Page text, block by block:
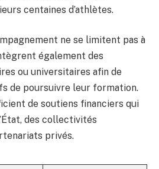
centaines d’athlètes.
ne se limitent pas à
également des
ou universitaires afin de
de poursuivre leur formation.
de soutiens financiers qui
des collectivités
privés.